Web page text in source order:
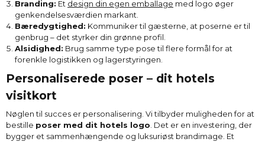
Branding: Et design din egen emballage med logo øger
genkendelsesværdien markant.
Bæredygtighed: Kommuniker til gæsterne, at poserne er til
genbrug – det styrker din grønne profil.
Alsidighed: Brug samme type pose til flere formål for at
forenkle logistikken og lagerstyringen.
Personaliserede poser – dit hotels
visitkort
Nøglen til succes er personalisering. Vi tilbyder muligheden for at
bestille poser med dit hotels logo. Det er en investering, der
bygger et sammenhængende og luksuriøst brandimage. Et